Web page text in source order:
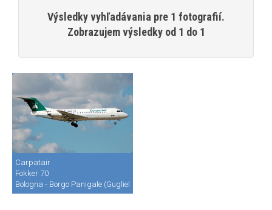
Výsledky vyhľadávania pre 1 fotografií.
Zobrazujem výsledky od 1 do 1
Carpatair
Fokker 70
Bologna - Borgo Panigale (Guglielmo Marconi) (BLQ / LIPE)